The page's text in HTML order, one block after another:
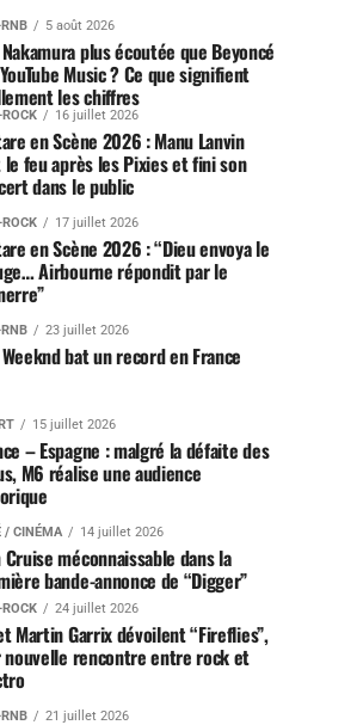
5 août 2026
plus écoutée que Beyoncé
Music ? Ce que signifient
les chiffres
16 juillet 2026
en Scène 2026 : Manu Lanvin
feu après les Pixies et fini son
dans le public
17 juillet 2026
en Scène 2026 : “Dieu envoya le
Airbourne répondit par le
23 juillet 2026
bat un record en France
15 juillet 2026
– Espagne : malgré la défaite des
M6 réalise une audience
/ CINÉMA 14 juillet 2026
Cruise méconnaissable dans la
bande-annonce de “Digger”
24 juillet 2026
Martin Garrix dévoilent “Fireflies”,
nouvelle rencontre entre rock et
21 juillet 2026